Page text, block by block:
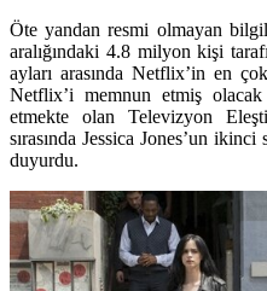
Öte yandan resmi olmayan
aralığındaki 4.8 milyon kişi
ayları arasında Netflix’in en
Netflix’i memnun etmiş
etmekte olan Televizyon
sırasında Jessica Jones’un ikinci
duyurdu.